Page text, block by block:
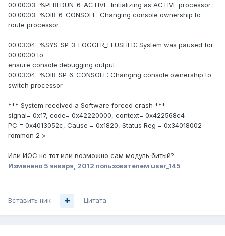
00:00:03: %PFREDUN-6-ACTIVE: Initializing as ACTIVE processor
00:00:03: %OIR-6-CONSOLE: Changing console ownership to
route processor
00:03:04: %SYS-SP-3-LOGGER_FLUSHED: System was paused for
00:00:00 to
ensure console debugging output.
00:03:04: %OIR-SP-6-CONSOLE: Changing console ownership to
switch processor
*** System received a Software forced crash ***
signal= 0x17, code= 0x42220000, context= 0x422568c4
PC = 0x4013052c, Cause = 0x1820, Status Reg = 0x34018002
rommon 2 >
Или ИОС не тот или возможно сам модуль битый?
Изменено 5 января, 2012 пользователем user_145
Вставить ник Цитата